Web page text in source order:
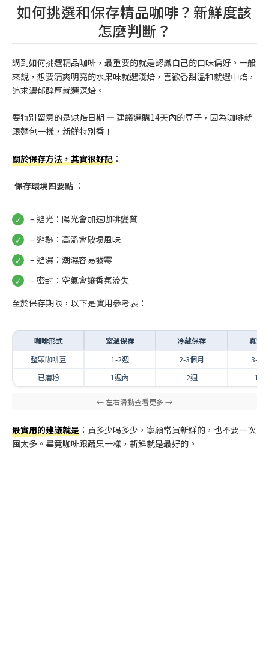
如何挑選和保存精品咖啡？新鮮度該
怎麼判斷？
講到如何挑選精品咖啡，最重要的就是認識自己的口味偏好。一般
來說，想要清爽明亮的水果味就選淺焙，喜歡香甜溫和就選中焙，
追求濃郁醇厚就選深焙。
要特別留意的是烘焙日期 — 建議選購14天內的豆子，因為咖啡就
跟麵包一樣，新鮮特別香！
關於保存方法，其實很好記 ：
保存環境四要點 ：
– 避光：陽光會加速咖啡變質
– 避熱：高溫會破壞風味
– 避濕：潮濕容易發霉
– 密封：空氣會讓香氣流失
至於保存期限，以下是實用參考表：
咖啡形式 室溫保存 冷藏保存
真空
整顆咖啡豆
1-2週 2-3個月
3-6
已磨粉
1週內 2週 1個
最實用的建議就是 ：買多少喝多少，寧願常買新鮮的，也不要一次
囤太多。畢竟咖啡跟蔬果一樣，新鮮就是最好的。